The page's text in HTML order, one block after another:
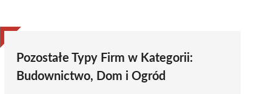
Pozostałe Typy Firm w Kategorii:
Budownictwo, Dom i Ogród